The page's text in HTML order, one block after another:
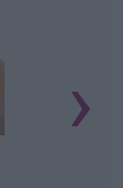
›